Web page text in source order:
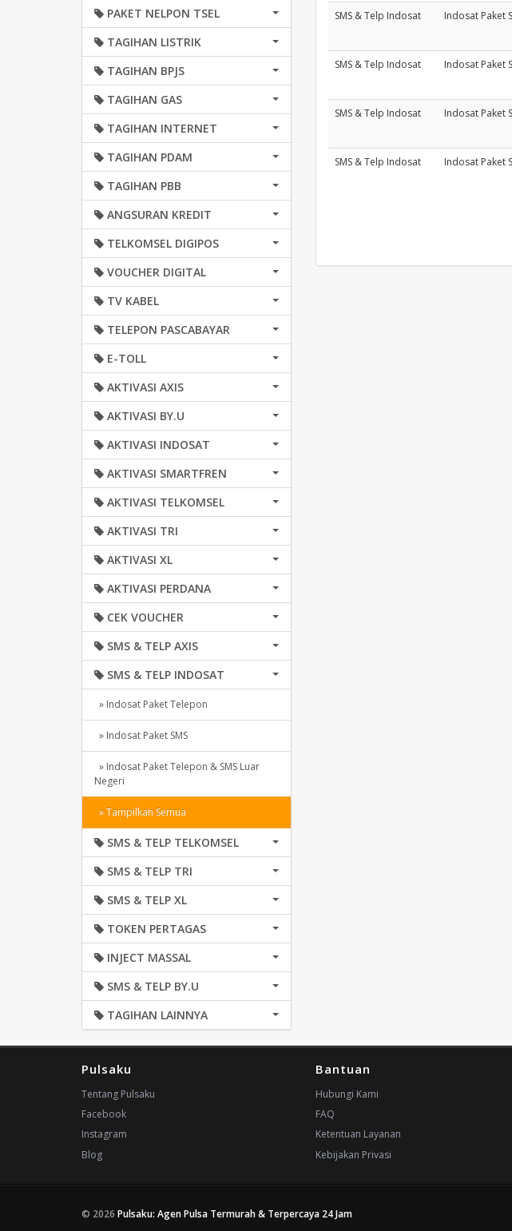
PAKET NELPON TSEL
TAGIHAN LISTRIK
TAGIHAN BPJS
TAGIHAN GAS
TAGIHAN INTERNET
TAGIHAN PDAM
TAGIHAN PBB
ANGSURAN KREDIT
TELKOMSEL DIGIPOS
VOUCHER DIGITAL
TV KABEL
TELEPON PASCABAYAR
E-TOLL
AKTIVASI AXIS
AKTIVASI BY.U
AKTIVASI INDOSAT
AKTIVASI SMARTFREN
AKTIVASI TELKOMSEL
AKTIVASI TRI
AKTIVASI XL
AKTIVASI PERDANA
CEK VOUCHER
SMS & TELP AXIS
SMS & TELP INDOSAT
» Indosat Paket Telepon
» Indosat Paket SMS
» Indosat Paket Telepon & SMS Luar
Negeri
» Tampilkan Semua
SMS & TELP TELKOMSEL
SMS & TELP TRI
SMS & TELP XL
TOKEN PERTAGAS
INJECT MASSAL
SMS & TELP BY.U
TAGIHAN LAINNYA
SMS & Telp Indosat Indosat Paket
SMS & Telp Indosat Indosat Paket
SMS & Telp Indosat Indosat Paket
SMS & Telp Indosat Indosat Paket
Pulsaku
Tentang Pulsaku
Facebook
Instagram
Blog
Bantuan
Hubungi Kami
FAQ
Ketentuan Layanan
Kebijakan Privasi
© 2026 Pulsaku: Agen Pulsa Termurah & Terpercaya 24 Jam